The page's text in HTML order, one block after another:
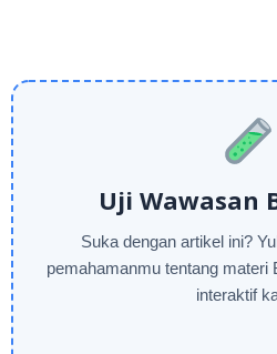
Uji Wawasan
Suka dengan artikel ini?
pemahamanmu tentang materi
interaktif